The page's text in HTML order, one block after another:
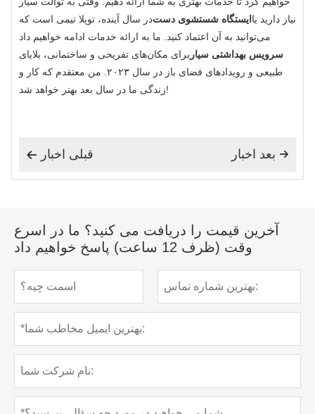
نیاز دارید یا ایستگاه شستشوی دستدر سال آینده، توپلا تیمی است که
می‌توانید به آن اعتماد کنید. ما به ارائه خدمات ادامه خواهیم داد
سرویس بهداشتی سیار برای مکان‌های تفریحی و ساختمانی، بلایای
طبیعی و رویدادهای فضای باز در سال ۲۰۲۳. من معتقدم که کار و
زندگی ما در سال بعد بهتر خواهد شد!
 قبلی اخبار  بعد اخبار
آخرین قیمت را دریافت می کنید؟ ما در اسرع
وقت (ظرف 12 ساعت) پاسخ خواهیم داد